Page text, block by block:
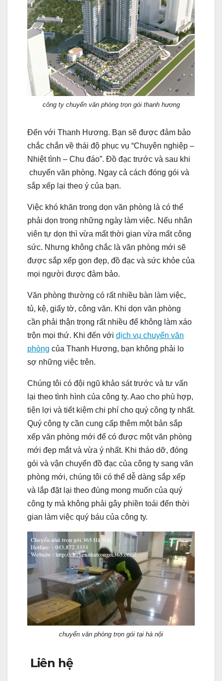
công ty chuyển văn phòng trọn gói thanh hương
Đến với Thanh Hương. Bạn sẽ được đảm bảo
chắc chắn về thái độ phục vụ “Chuyên nghiệp –
Nhiệt tình – Chu đáo”. Đồ đạc trước và sau khi
chuyển văn phòng. Ngay cả cách đóng gói và
sắp xếp lại theo ý của bạn.
Việc khó khăn trong dọn văn phòng là có thể
phải dọn trong những ngày làm việc. Nếu nhân
viên tự dọn thì vừa mất thời gian vừa mất công
sức. Nhưng không chắc là văn phòng mới sẽ
được sắp xếp gọn đẹp, đồ đạc và sức khỏe của
mọi người được đảm bảo.
Văn phòng thường có rất nhiều bàn làm việc,
tủ, kệ, giấy tờ, công văn. Khi dọn văn phòng
cần phải thận trọng rất nhiều để không làm xáo
trộn mọi thứ. Khi đến với dịch vụ chuyển văn
phòng của Thanh Hương, bạn không phải lo
sợ những việc trên.
Chúng tôi có đội ngũ khảo sát trước và tư vấn
lại theo tình hình của công ty. Aao cho phù hợp,
tiện lợi và tiết kiệm chi phí cho quý công ty nhất.
Quý công ty cần cung cấp thêm một bản sắp
xếp văn phòng mới để có được một văn phòng
mới đẹp mắt và vừa ý nhất. Khi tháo dỡ, đóng
gói và vận chuyển đồ đạc của công ty sang văn
phòng mới, chúng tôi có thể dễ dàng sắp xếp
và lắp đặt lại theo đúng mong muốn của quý
công ty mà không phải gây phiền toái đến thời
gian làm việc quý báu của công ty.
chuyển văn phòng trọn gói tại hà nội
Liên hệ